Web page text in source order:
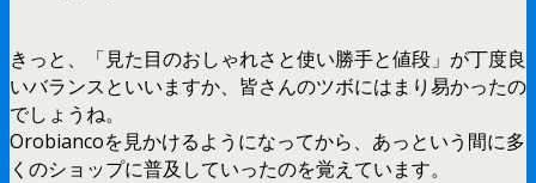
きっと、「見た目のおしゃれさと使い勝手と値段」が丁度良
いバランスといいますか、皆さんのツボにはまり易かったの
でしょうね。
Orobiancoを見かけるようになってから、あっという間に多
くのショップに普及していったのを覚えています。